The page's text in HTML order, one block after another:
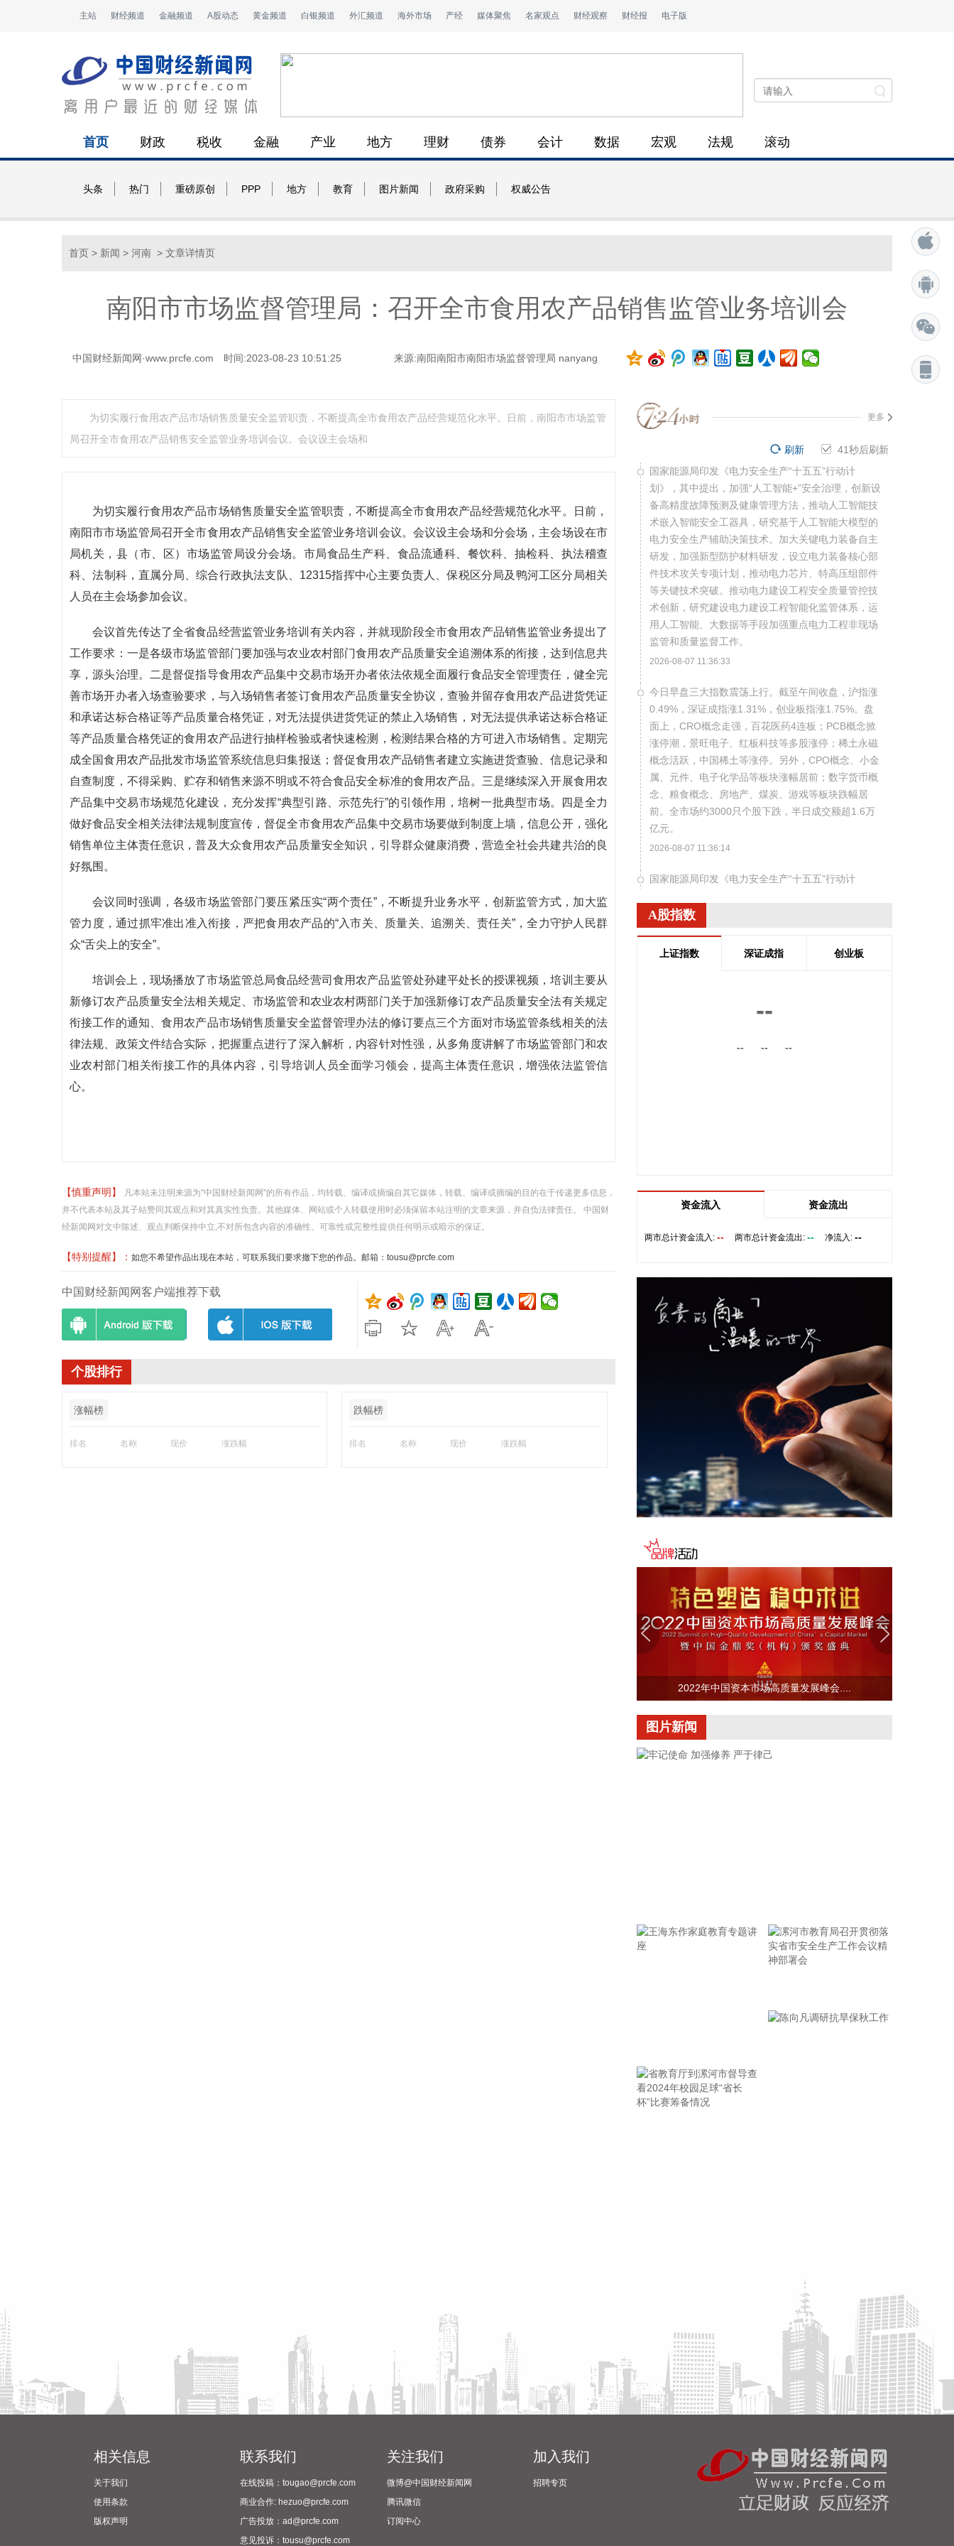
主站 财经频道 金融频道 A股动态 黄金频道 白银频道 外汇频道 海外市场 产经 媒体聚焦 名家观点 财经观察 财经报 电子版
首页 财政 税收 金融 产业 地方 理财 债券 会计 数据 宏观 法规 滚动
头条 热门 重磅原创 PPP 地方 教育 图片新闻 政府采购 权威公告
首页 > 新闻 > 河南 > 文章详情页
南阳市市场监督管理局：召开全市食用农产品销售监管业务培训会
中国财经新闻网·www.prcfe.com 时间:2023-08-23 10:51:25 来源:南阳南阳市南阳市场监督管理局 nanyang
为切实履行食用农产品市场销售质量安全监管职责，不断提高全市食用农产品经营规范化水平。日前，南阳市市场监管
局召开全市食用农产品销售安全监管业务培训会议。会议设主会场和
为切实履行食用农产品市场销售质量安全监管职责，不断提高全市食用农产品经营规范化水平。日前，
南阳市市场监管局召开全市食用农产品销售安全监管业务培训会议。会议设主会场和分会场，主会场设在市
局机关，县（市、区）市场监管局设分会场。市局食品生产科、食品流通科、餐饮科、抽检科、执法稽查
科、法制科，直属分局、综合行政执法支队、12315指挥中心主要负责人、保税区分局及鸭河工区分局相关
人员在主会场参加会议。
会议首先传达了全省食品经营监管业务培训有关内容，并就现阶段全市食用农产品销售监管业务提出了
工作要求：一是各级市场监管部门要加强与农业农村部门食用农产品质量安全追溯体系的衔接，达到信息共
享，源头治理。二是督促指导食用农产品集中交易市场开办者依法依规全面履行食品安全管理责任，健全完
善市场开办者入场查验要求，与入场销售者签订食用农产品质量安全协议，查验并留存食用农产品进货凭证
和承诺达标合格证等产品质量合格凭证，对无法提供进货凭证的禁止入场销售，对无法提供承诺达标合格证
等产品质量合格凭证的食用农产品进行抽样检验或者快速检测，检测结果合格的方可进入市场销售。定期完
成全国食用农产品批发市场监管系统信息归集报送；督促食用农产品销售者建立实施进货查验、信息记录和
自查制度，不得采购、贮存和销售来源不明或不符合食品安全标准的食用农产品。三是继续深入开展食用农
产品集中交易市场规范化建设，充分发挥“典型引路、示范先行”的引领作用，培树一批典型市场。四是全力
做好食品安全相关法律法规制度宣传，督促全市食用农产品集中交易市场要做到制度上墙，信息公开，强化
销售单位主体责任意识，普及大众食用农产品质量安全知识，引导群众健康消费，营造全社会共建共治的良
好氛围。
会议同时强调，各级市场监管部门要压紧压实“两个责任”，不断提升业务水平，创新监管方式，加大监
管力度，通过抓牢准出准入衔接，严把食用农产品的“入市关、质量关、追溯关、责任关”，全力守护人民群
众“舌尖上的安全”。
培训会上，现场播放了市场监管总局食品经营司食用农产品监管处孙建平处长的授课视频，培训主要从
新修订农产品质量安全法相关规定、市场监管和农业农村两部门关于加强新修订农产品质量安全法有关规定
衔接工作的通知、食用农产品市场销售质量安全监督管理办法的修订要点三个方面对市场监管条线相关的法
律法规、政策文件结合实际，把握重点进行了深入解析，内容针对性强，从多角度讲解了市场监管部门和农
业农村部门相关衔接工作的具体内容，引导培训人员全面学习领会，提高主体责任意识，增强依法监管信
心。
【慎重声明】
凡本站未注明来源为"中国财经新闻网"的所有作品，均转载、编译或摘编自其它媒体，转载、编译或摘编的目的在于传递更多信息，
并不代表本站及其子站赞同其观点和对其真实性负责。其他媒体、网站或个人转载使用时必须保留本站注明的文章来源，并自负法律责任。 中国财
经新闻网对文中陈述、观点判断保持中立,不对所包含内容的准确性、可靠性或完整性提供任何明示或暗示的保证。
【特别提醒】： 如您不希望作品出现在本站，可联系我们要求撤下您的作品。邮箱：tousu@prcfe.com
中国财经新闻网客户端推荐下载
个股排行
涨幅榜
排名 名称 现价 涨跌幅
跌幅榜
排名 名称 现价 涨跌幅
更多
40秒后刷新
刷新
国家能源局印发《电力安全生产“十五五”行动计
划》，其中提出，加强“人工智能+”安全治理，创新设
备高精度故障预测及健康管理方法，推动人工智能技
术嵌入智能安全工器具，研究基于人工智能大模型的
电力安全生产辅助决策技术。加大关键电力装备自主
研发，加强新型防护材料研发，设立电力装备核心部
件技术攻关专项计划，推动电力芯片、特高压组部件
等关键技术突破。推动电力建设工程安全质量管控技
术创新，研究建设电力建设工程智能化监管体系，运
用人工智能、大数据等手段加强重点电力工程非现场
监管和质量监督工作。
2026-08-07 11:36:33
今日早盘三大指数震荡上行。截至午间收盘，沪指涨
0.49%，深证成指涨1.31%，创业板指涨1.75%。盘
面上，CRO概念走强，百花医药4连板；PCB概念掀
涨停潮，景旺电子、红板科技等多股涨停；稀土永磁
概念活跃，中国稀土等涨停。另外，CPO概念、小金
属、元件、电子化学品等板块涨幅居前；数字货币概
念、粮食概念、房地产、煤炭、游戏等板块跌幅居
前。全市场约3000只个股下跌，半日成交额超1.6万
亿元。
2026-08-07 11:36:14
国家能源局印发《电力安全生产“十五五”行动计
化建设取得明显进展，电力安全生产责任全面落实，
电力安全风险分级管控和隐患排查治理双重预防机制
有效运转，重大灾害防范和应急处置能力显著增强，
据扬子江船业7日消息，扬子江船业近日发布2026年
企查查APP显示，近日，杭州天铁智算科技有限公司
的业务外包服务；人工智能基础资源与技术平台；集
2026-08-07 10:55:32
海关总署公布数据显示，中国7月出口（以美元计
价）同比增23.9%，进口同比增27.5%，贸易顺差
据网宿科技消息，近日，网宿科技与趋境科技宣布达
成深度战略合作。双方将面向企业级AI推理市场，整
合技术与资源优势，共同打造高性价比、高品质、高
可靠的AI Token生产体系，助力AI应用向更多行业、
更深场景规模化落地。
2026-08-07 10:48:11
海关总署今天公布统计数据显示，今年前7个月：我
国民营企业进出口17.16万亿元，同比增长了
大外贸主体地位。同期，外商投资企业进出口8.78万
亿元，增长了17.6%；国有企业进出口4.14万亿元，
增长了17.3%。
2026-08-07 10:45:16
为筑牢食品安全防线，有力打击食用植物油非法添加
行为，近日，市场监管总局发布《食品补充检验方法
食用植物油是群众日常膳食的必需品，其质量安全直
合成的食品增香添加剂，长期摄入违规添加的乙基麦
可靠的优势，可实现对乙基麦芽酚的精准定性与定量
检测。 下一步，市场监管部门将强化方法应用，严厉
打击食用植物油非法添加、掺杂掺假违法行为，倒逼
国出口机电产品11.12万亿元，增长21.2%，占我国
整体出口的63.8%，比去年同期提升了3.8个百分点。
其中：电动汽车、锂电池、风力发电机组等绿色低碳
据中电鑫龙消息，近日，中电鑫龙签订淮安涟水国际
机场航站区改扩建工程项目合同。此次合作，公司将
为新建T2航站楼提供高品质的智能型低压配电成套设
备。
2026-08-07 10:26:26
8月6日，有市场消息称，刚果（金）已发布最新行政
铜矿的产品为粗铜及电积铜，卡莫阿-卡库拉铜矿的产
品为阳极板及粗铜，不属于刚果（金）禁止出口的产
A股指数
上证指数 深证成指 创业板
--
-- -- --
资金流入 资金流出
两市总计资金流入: -- 两市总计资金流出: -- 净流入: --
2022年中国资本市场高质量发展峰会....
图片新闻
座
实省市安全生产工作会议
相关信息
关于我们
使用条款
版权声明
联系我们
在线投稿：tougao@prcfe.com
商业合作: hezuo@prcfe.com
广告投放：ad@prcfe.com
意见投诉：tousu@prcfe.com
关注我们
微博@中国财经新闻网
腾讯微信
订阅中心
加入我们
招聘专页